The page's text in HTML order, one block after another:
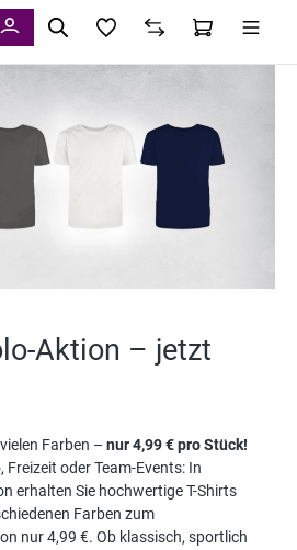
Aktion – jetzt
Farben – nur 4,99 € pro Stück!
oder Team-Events: In
erhalten Sie hochwertige T-Shirts
Farben zum
nur 4,99 €. Ob klassisch, sportlich